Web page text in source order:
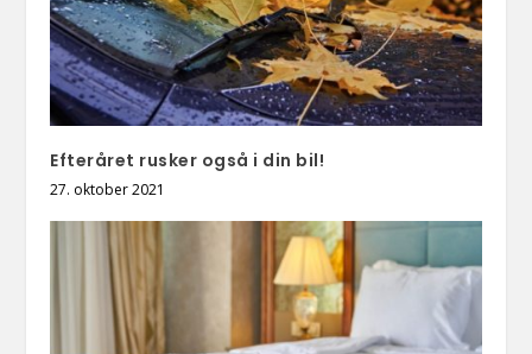
Efteråret rusker også i din bil!
27. oktober 2021